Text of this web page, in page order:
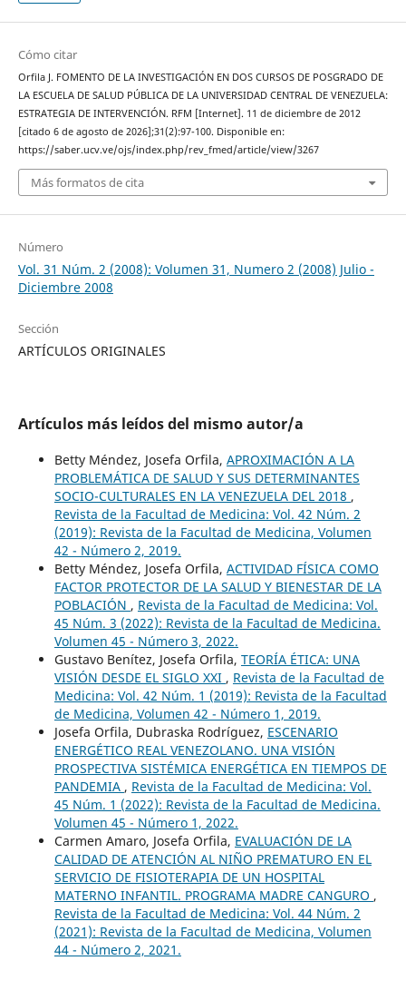
Cómo citar
Orfila J. FOMENTO DE LA INVESTIGACIÓN EN DOS CURSOS DE POSGRADO DE
LA ESCUELA DE SALUD PÚBLICA DE LA UNIVERSIDAD CENTRAL DE VENEZUELA:
ESTRATEGIA DE INTERVENCIÓN. RFM [Internet]. 11 de diciembre de 2012
[citado 6 de agosto de 2026];31(2):97-100. Disponible en:
https://saber.ucv.ve/ojs/index.php/rev_fmed/article/view/3267
Más formatos de cita
Número
Vol. 31 Núm. 2 (2008): Volumen 31, Numero 2 (2008) Julio -
Diciembre 2008
Sección
ARTÍCULOS ORIGINALES
Artículos más leídos del mismo autor/a
Betty Méndez, Josefa Orfila, APROXIMACIÓN A LA
PROBLEMÁTICA DE SALUD Y SUS DETERMINANTES
SOCIO-CULTURALES EN LA VENEZUELA DEL 2018 ,
Revista de la Facultad de Medicina: Vol. 42 Núm. 2
(2019): Revista de la Facultad de Medicina, Volumen
42 - Número 2, 2019.
Betty Méndez, Josefa Orfila, ACTIVIDAD FÍSICA COMO
FACTOR PROTECTOR DE LA SALUD Y BIENESTAR DE LA
POBLACIÓN , Revista de la Facultad de Medicina: Vol.
45 Núm. 3 (2022): Revista de la Facultad de Medicina.
Volumen 45 - Número 3, 2022.
Gustavo Benítez, Josefa Orfila, TEORÍA ÉTICA: UNA
VISIÓN DESDE EL SIGLO XXI , Revista de la Facultad de
Medicina: Vol. 42 Núm. 1 (2019): Revista de la Facultad
de Medicina, Volumen 42 - Número 1, 2019.
Josefa Orfila, Dubraska Rodríguez, ESCENARIO
ENERGÉTICO REAL VENEZOLANO. UNA VISIÓN
PROSPECTIVA SISTÉMICA ENERGÉTICA EN TIEMPOS DE
PANDEMIA , Revista de la Facultad de Medicina: Vol.
45 Núm. 1 (2022): Revista de la Facultad de Medicina.
Volumen 45 - Número 1, 2022.
Carmen Amaro, Josefa Orfila, EVALUACIÓN DE LA
CALIDAD DE ATENCIÓN AL NIÑO PREMATURO EN EL
SERVICIO DE FISIOTERAPIA DE UN HOSPITAL
MATERNO INFANTIL. PROGRAMA MADRE CANGURO ,
Revista de la Facultad de Medicina: Vol. 44 Núm. 2
(2021): Revista de la Facultad de Medicina, Volumen
44 - Número 2, 2021.